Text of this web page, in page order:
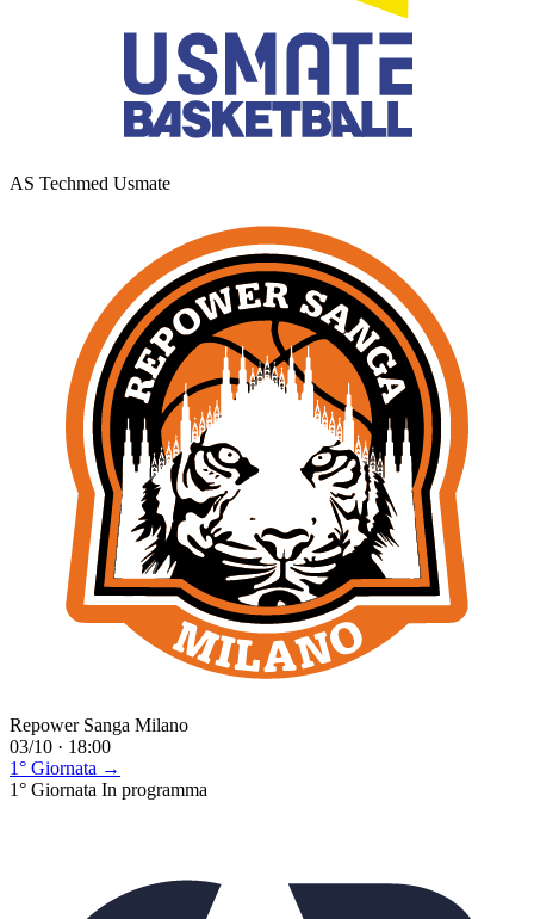
AS Techmed Usmate
Repower Sanga Milano
03/10 · 18:00
1° Giornata →
1° Giornata In programma